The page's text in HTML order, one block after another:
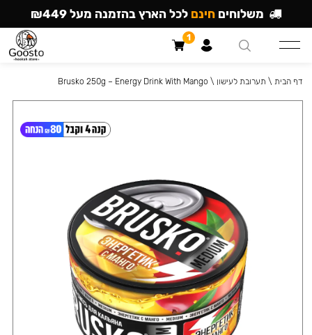
דף הבית \ תערובת לעישון \
Brusko 250g – Energy Drink With Mango
משלוחים חינם לכל הארץ בהזמנה מעל ₪449
1